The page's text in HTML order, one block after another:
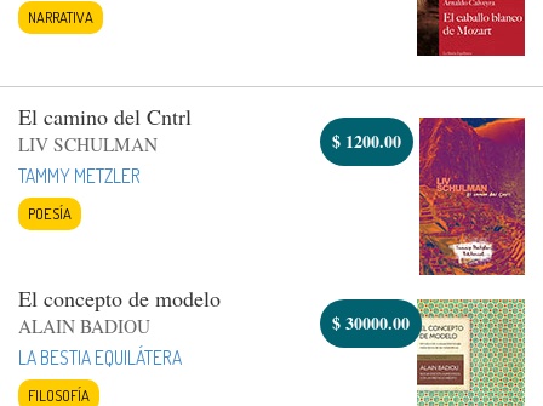
NARRATIVA
El camino del Cntrl
LIV SCHULMAN
TAMMY METZLER
POESÍA
$ 1200.00
El concepto de modelo
ALAIN BADIOU
LA BESTIA EQUILÁTERA
FILOSOFÍA
$30000.00